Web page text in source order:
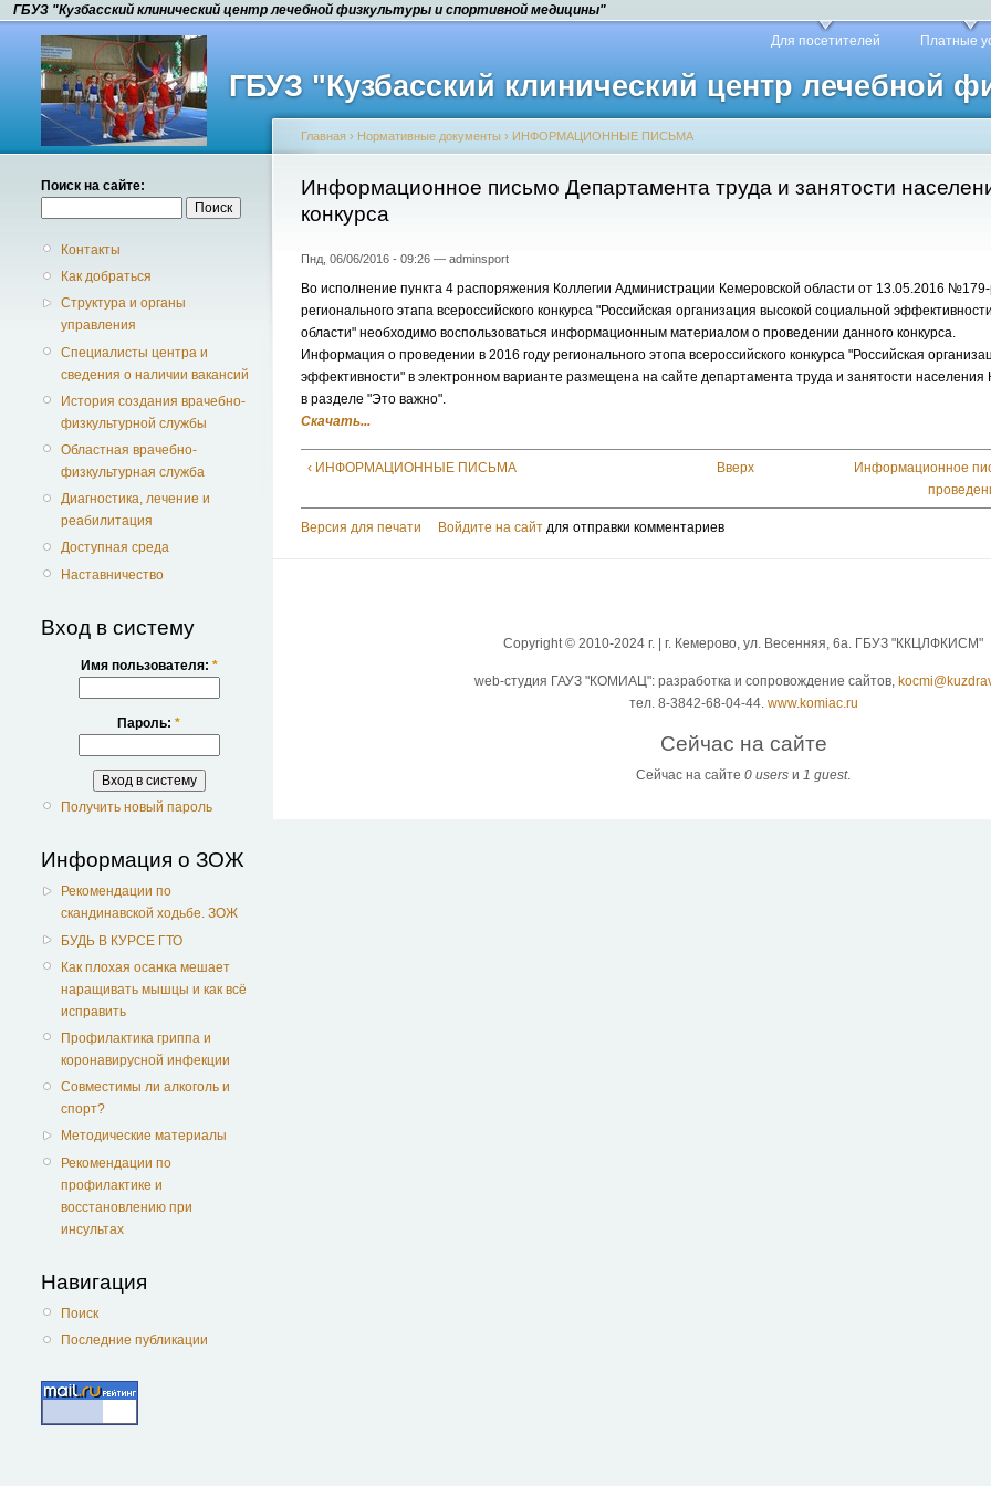
ГБУЗ "Кузбасский клинический центр лечебной физкультуры и спортивной медицины"
ГБУЗ "Кузбасский клинический центр лечебной
Для посетителей Платные
Поиск на сайте:
Контакты
Как добраться
Структура и органы
управления
Специалисты центра и
сведения о наличии вакансий
История создания врачебно-
физкультурной службы
Областная врачебно-
физкультурная служба
Диагностика, лечение и
реабилитация
Доступная среда
Наставничество
Вход в систему
Имя пользователя: *
Пароль: *
Получить новый пароль
Информация о ЗОЖ
Рекомендации по
скандинавской ходьбе. ЗОЖ
БУДЬ В КУРСЕ ГТО
Как плохая осанка мешает
наращивать мышцы и как всё
исправить
Профилактика гриппа и
коронавирусной инфекции
Совместимы ли алкоголь и
спорт?
Методические материалы
Рекомендации по
профилактике и
восстановлению при
инсультах
Навигация
Поиск
Последние публикации
Главная › Нормативные документы › ИНФОРМАЦИОННЫЕ ПИСЬМА
Информационное письмо Департамента труда и занятости
конкурса
Пнд, 06/06/2016 - 09:26 — adminsport
Во исполнение пункта 4 распоряжения Коллегии Администрации Кемеровской области от 13.05.2016
регионального этапа всероссийского конкурса "Российская организация высокой социальной
области" необходимо воспользоваться информационным материалом о проведении данного конкурса.
Информация о проведении в 2016 году регионального этопа всероссийского конкурса "Российская
эффективности" в электронном варианте размещена на сайте департамента труда и занятости населения
в разделе "Это важно".
Скачать...
‹ ИНФОРМАЦИОННЫЕ ПИСЬМА Вверх
Информационное
Версия для печати Войдите на сайт для отправки комментариев
Copyright © 2010-2024 г. | г. Кемерово, ул. Весенняя, 6а. ГБУЗ "ККЦЛФКИСМ"
web-студия ГАУЗ "КОМИАЦ": разработка и сопровождение сайтов,
тел. 8-3842-68-04-44. www.komiac.ru
Сейчас на сайте
Сейчас на сайте 0 users и 1 guest.